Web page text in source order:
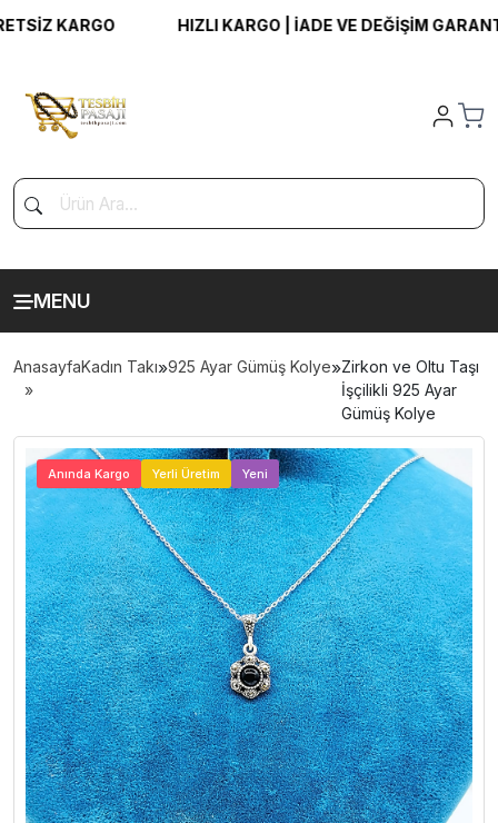
KARGO HIZLI KARGO | İADE VE DEĞİŞİM GARANTİSİ
MENU
AnasayfaKadın Takı»925 Ayar Gümüş Kolye»Zirkon ve Oltu Taşı
İşçilikli 925 Ayar
Gümüş Kolye
Anında Kargo Yerli Üretim Yeni